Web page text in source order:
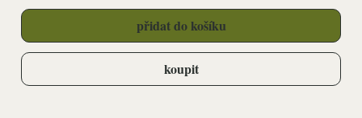
přidat do košíku
koupit